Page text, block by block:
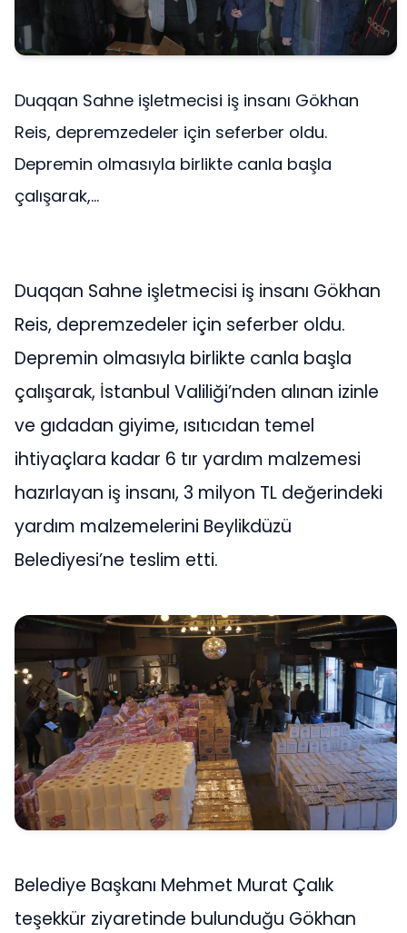
Duqqan Sahne işletmecisi iş insanı Gökhan
Reis, depremzedeler için seferber oldu.
Depremin olmasıyla birlikte canla başla
çalışarak,...
Duqqan Sahne işletmecisi iş insanı Gökhan
Reis, depremzedeler için seferber oldu.
Depremin olmasıyla birlikte canla başla
çalışarak, İstanbul Valiliği’nden alınan izinle
ve gıdadan giyime, ısıtıcıdan temel
ihtiyaçlara kadar 6 tır yardım malzemesi
hazırlayan iş insanı, 3 milyon TL değerindeki
yardım malzemelerini Beylikdüzü
Belediyesi’ne teslim etti.
Belediye Başkanı Mehmet Murat Çalık
teşekkür ziyaretinde bulunduğu Gökhan